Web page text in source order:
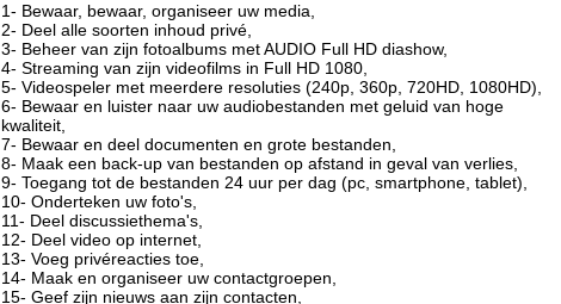
1- Bewaar, bewaar, organiseer uw media,
2- Deel alle soorten inhoud privé,
3- Beheer van zijn fotoalbums met AUDIO Full HD diashow,
4- Streaming van zijn videofilms in Full HD 1080,
5- Videospeler met meerdere resoluties (240p, 360p, 720HD, 1080HD),
6- Bewaar en luister naar uw audiobestanden met geluid van hoge
kwaliteit,
7- Bewaar en deel documenten en grote bestanden,
8- Maak een back-up van bestanden op afstand in geval van verlies,
9- Toegang tot de bestanden 24 uur per dag (pc, smartphone, tablet),
10- Onderteken uw foto's,
11- Deel discussiethema's,
12- Deel video op internet,
13- Voeg privéreacties toe,
14- Maak en organiseer uw contactgroepen,
15- Geef zijn nieuws aan zijn contacten,